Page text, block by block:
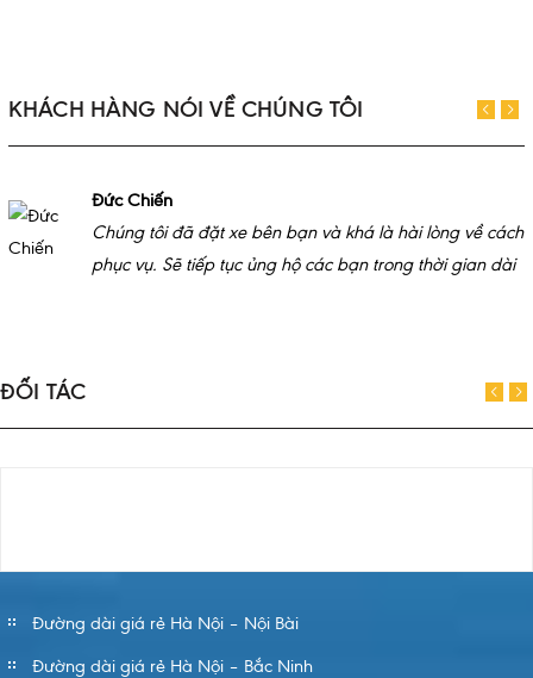
KHÁCH HÀNG NÓI VỀ CHÚNG TÔI
Đức Chiến
Chúng tôi đã đặt xe bên bạn và khá là hài lòng về cách
phục vụ. Sẽ tiếp tục ủng hộ các bạn trong thời gian dài
ĐỐI TÁC
Đường dài giá rẻ Hà Nội – Nội Bài
Đường dài giá rẻ Hà Nội – Bắc Ninh